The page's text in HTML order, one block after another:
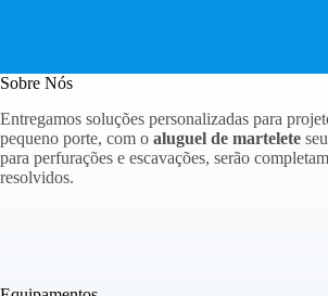
Sobre Nós
Entregamos soluções personalizadas para
pequeno porte, com o aluguel de martelete
para perfurações e escavações, serão
resolvidos.